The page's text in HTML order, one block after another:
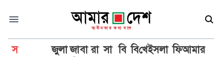
স
জুলা জাবা রা সা বি বিখেইসলা ফিআমার